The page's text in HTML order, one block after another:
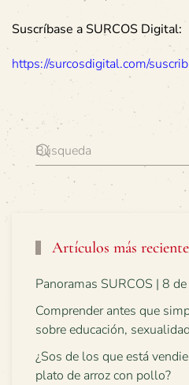
Suscríbase a SURCOS Digital:
https://surcosdigital.com/
Artículos más
Panoramas SURCOS | 8
Comprender antes que
sobre educación,
¿Sos de los que está
plato de arroz con pollo?